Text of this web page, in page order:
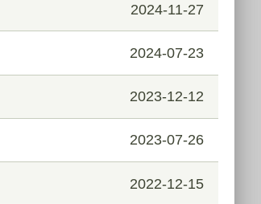
2024-11-27
2024-07-23
2023-12-12
2023-07-26
2022-12-15